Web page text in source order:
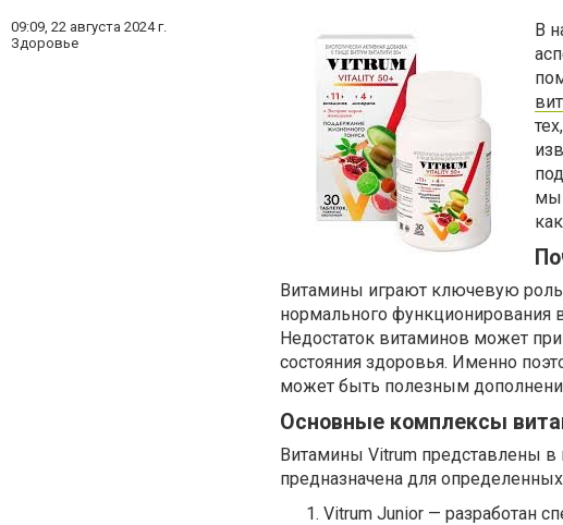
09:09, 22 августа 2024 г.
Здоровье
В
мы
Витамины играют ключевую
нормального функционирования
Недостаток витаминов может
состояния здоровья. Именно
может быть полезным
Основные комплексы
Витамины Vitrum представлены
предназначена для
Vitrum Junior — разработан